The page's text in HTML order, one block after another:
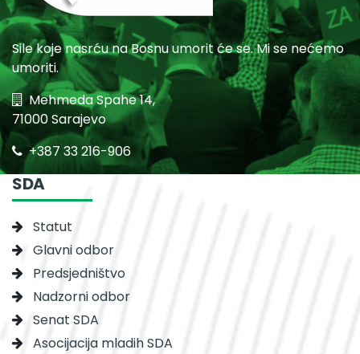
Sile koje nasrću na Bosnu umorit će se. Mi se nećemo
umoriti.
Mehmeda Spahe 14,
71000 Sarajevo
+387 33 216-906
SDA
Statut
Glavni odbor
Predsjedništvo
Nadzorni odbor
Senat SDA
Asocijacija mladih SDA